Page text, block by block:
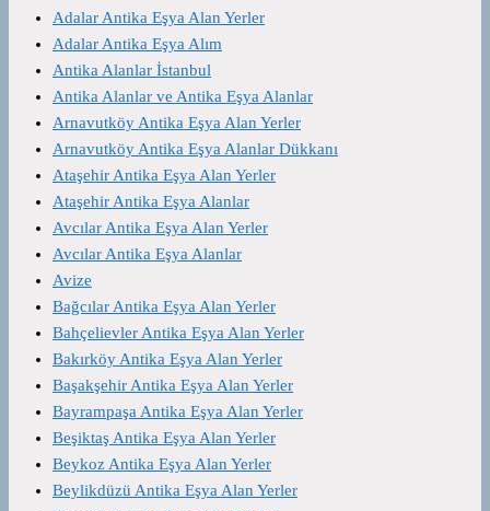
Adalar Antika Eşya Alan Yerler
Adalar Antika Eşya Alım
Antika Alanlar İstanbul
Antika Alanlar ve Antika Eşya Alanlar
Arnavutköy Antika Eşya Alan Yerler
Arnavutköy Antika Eşya Alanlar Dükkanı
Ataşehir Antika Eşya Alan Yerler
Ataşehir Antika Eşya Alanlar
Avcılar Antika Eşya Alan Yerler
Avcılar Antika Eşya Alanlar
Avize
Bağcılar Antika Eşya Alan Yerler
Bahçelievler Antika Eşya Alan Yerler
Bakırköy Antika Eşya Alan Yerler
Başakşehir Antika Eşya Alan Yerler
Bayrampaşa Antika Eşya Alan Yerler
Beşiktaş Antika Eşya Alan Yerler
Beykoz Antika Eşya Alan Yerler
Beylikdüzü Antika Eşya Alan Yerler